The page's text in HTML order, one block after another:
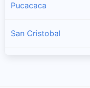
Pucacaca
San Cristobal